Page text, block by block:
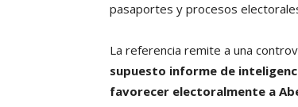
pasaportes y procesos
La referencia remite a una
supuesto informe de
favorecer electoralmente a